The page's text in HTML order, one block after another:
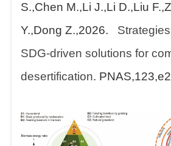
S.,Chen M.,Li J.,Li D.,Liu
Y.,Dong Z.,2026.
SDG-driven solutions for
desertification.